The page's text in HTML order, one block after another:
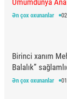
Ən çox oxunanlar
Birinci xanım
Balalık”
Ən çox oxunanlar